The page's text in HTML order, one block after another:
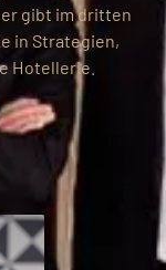
gibt im dritten
in Strategien,
Hotellerie.